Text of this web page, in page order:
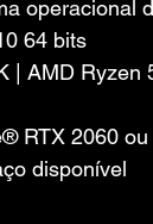
operacional
64 bits
| AMD Ryzen
RTX 2060
disponível